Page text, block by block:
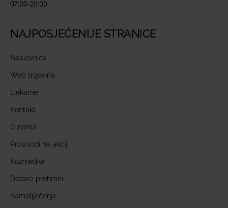
07:00-20:00
NAJPOSJEĆENIJE STRANICE
Naslovnica
Web trgovina
Ljekarne
Kontakt
O nama
Proizvodi na akciji
Kozmetika
Dodaci prehrani
Samoliječenje